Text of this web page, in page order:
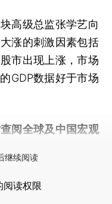
级总监张学艺向
涨的刺激因素包括
市出现上涨，市场
GDP数据好于市场
查阅全球及中国宏观
继续阅读
阅读权限